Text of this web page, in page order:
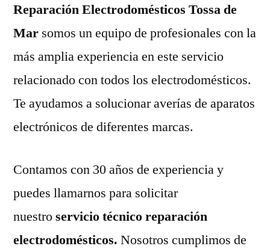
Reparación Electrodomésticos Tossa de
Mar somos un equipo de profesionales con la
más amplia experiencia en este servicio
relacionado con todos los electrodomésticos.
Te ayudamos a solucionar averías de aparatos
electrónicos de diferentes marcas.
Contamos con 30 años de experiencia y
puedes llamarnos para solicitar
nuestroservicio técnico reparación
electrodomésticos. Nosotros cumplimos de